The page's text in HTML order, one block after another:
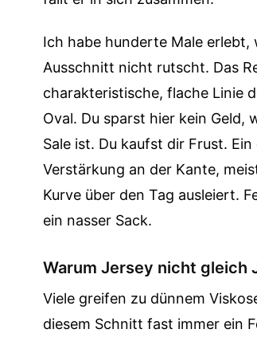
Ich habe hunderte Male erlebt,
Ausschnitt nicht rutscht. Das
charakteristische, flache Linie
Oval. Du sparst hier kein Geld,
Sale ist. Du kaufst dir Frust.
Verstärkung an der Kante,
Kurve über den Tag ausleiert.
ein nasser Sack.
Warum Jersey nicht gleich
Viele greifen zu dünnem
diesem Schnitt fast immer ein